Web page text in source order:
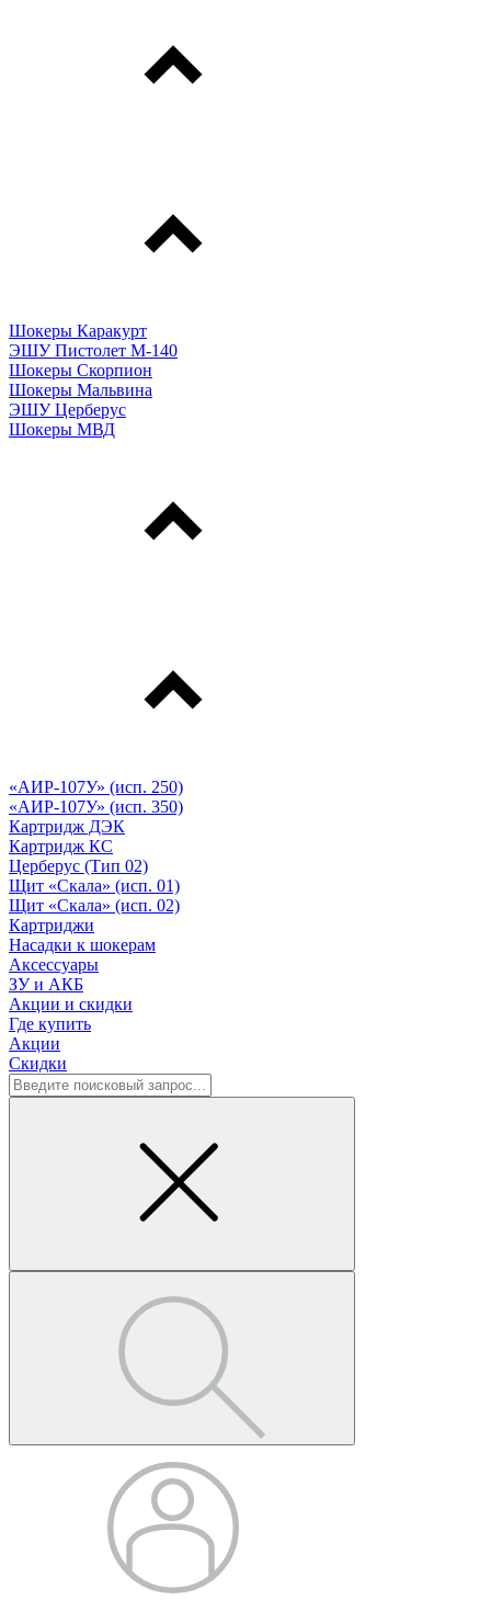
Шокеры Каракурт
ЭШУ Пистолет М-140
Шокеры Скорпион
Шокеры Мальвина
ЭШУ Церберус
Шокеры МВД
«АИР-107У» (исп. 250)
«АИР-107У» (исп. 350)
Картридж ДЭК
Картридж КС
Церберус (Тип 02)
Щит «Скала» (исп. 01)
Щит «Скала» (исп. 02)
Картриджи
Насадки к шокерам
Аксессуары
ЗУ и АКБ
Акции и скидки
Где купить
Акции
Скидки